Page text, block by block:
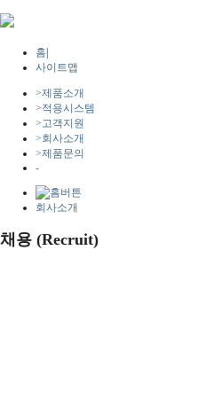
홈|
사이트맵
>제품소개
>적용시스템
>고객지원
>회사소개
>제품문의
-
회사소개
채용 (Recruit)